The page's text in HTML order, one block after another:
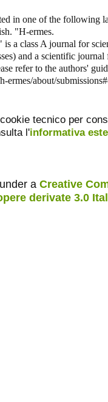
in one of the following
"H-ermes.
a class A journal for
and a scientific
refer to the authors'
ermes/about/
tecnico per
l'informativa
a Creative
derivate 3.0